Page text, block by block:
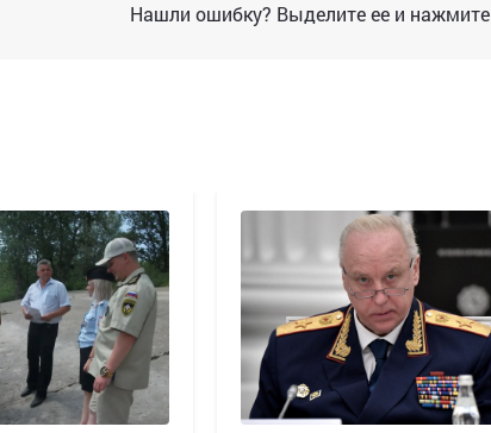
Нашли ошибку? Выделите ее и нажмите